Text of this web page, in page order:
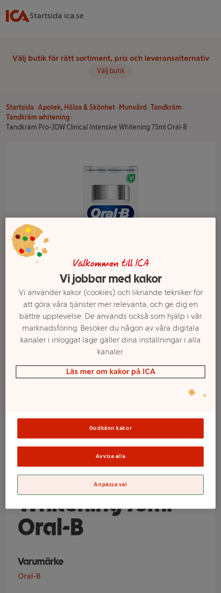
Startsida ica.se
Välj butik för rätt sortiment, pris och leveransalternativ
Välj butik
Startsida Apotek, Hälsa & Skönhet Munvård Tandkräm
Tandkräm whitening
Tandkräm Pro-3DW Clinical Intensive Whitening 75ml Oral-B
Tandkräm Pro-
3DW Clinical
Intensive
Whitening 75ml
Oral-B
Varumärke
Oral-B
Sortimentet kan variera mellan butikerna
Välkommen till ICA
Vi jobbar med kakor
Vi använder kakor (cookies) och liknande tekniker för
att göra våra tjänster mer relevanta, och ge dig en
bättre upplevelse. De används också som hjälp i vår
marknadsföring. Besöker du någon av våra digitala
kanaler i inloggat läge gäller dina inställningar i alla
kanaler.
Läs mer om kakor på ICA
Godkänn kakor
Avvisa alla
Anpassa val